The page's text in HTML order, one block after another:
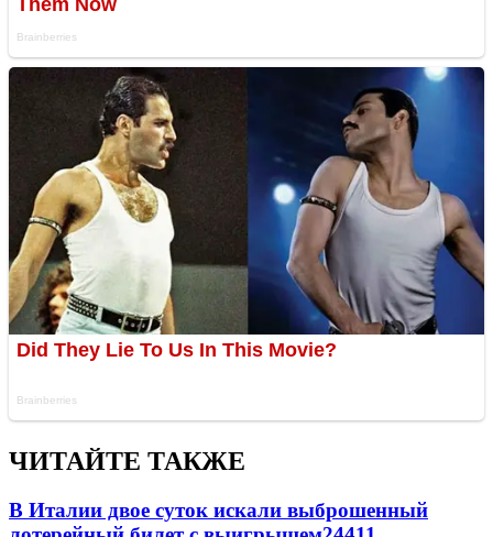
ЧИТАЙТЕ ТАКЖЕ
В Италии двое суток искали выброшенный